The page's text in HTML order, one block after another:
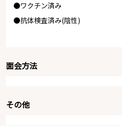
●ワクチン済み
●抗体検査済み(陰性)
面会方法
その他